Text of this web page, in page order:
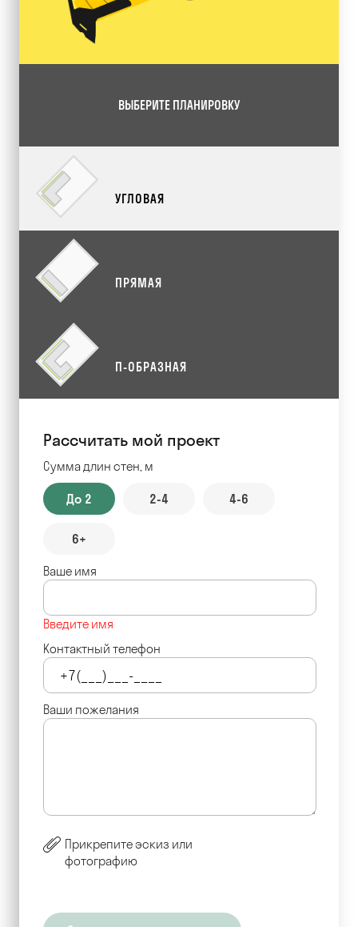
ВЫБЕРИТЕ ПЛАНИРОВКУ
УГЛОВАЯ
ПРЯМАЯ
П-ОБРАЗНАЯ
Рассчитать мой проект
Сумма длин стен, м
До 2 2-4 4-6
6+
Ваше имя
Введите имя
Контактный телефон
Ваши пожелания
Прикрепите эскиз или
фотографию